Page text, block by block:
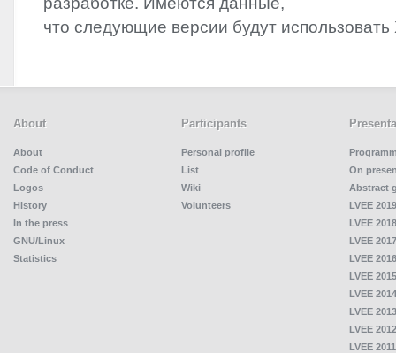
что следующие версии будут использовать
About
About
Code of Conduct
Logos
History
In the press
GNU/Linux
Statistics
Participants
Personal profile
List
Wiki
Volunteers
On
Abstract
LVEE
LVEE
LVEE
LVEE
LVEE
LVEE
LVEE
LVEE
LVEE